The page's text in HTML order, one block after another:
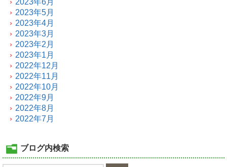
2023年5月
2023年4月
2023年3月
2023年2月
2023年1月
2022年12月
2022年11月
2022年10月
2022年9月
2022年8月
2022年7月
ブログ内検索